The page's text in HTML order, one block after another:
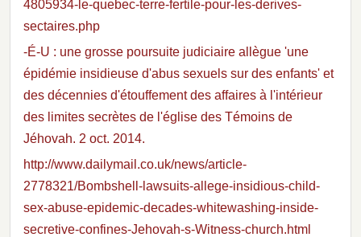
4805934-le-quebec-terre-fertile-pour-les-derives-
sectaires.php
-É-U : une grosse poursuite judiciaire allègue 'une
épidémie insidieuse d'abus sexuels sur des enfants' et
des décennies d'étouffement des affaires à l'intérieur
des limites secrètes de l'église des Témoins de
Jéhovah. 2 oct. 2014.
http://www.dailymail.co.uk/news/article-
2778321/Bombshell-lawsuits-allege-insidious-child-
sex-abuse-epidemic-decades-whitewashing-inside-
secretive-confines-Jehovah-s-Witness-church.html